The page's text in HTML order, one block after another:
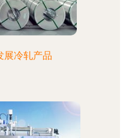
展冷轧产品